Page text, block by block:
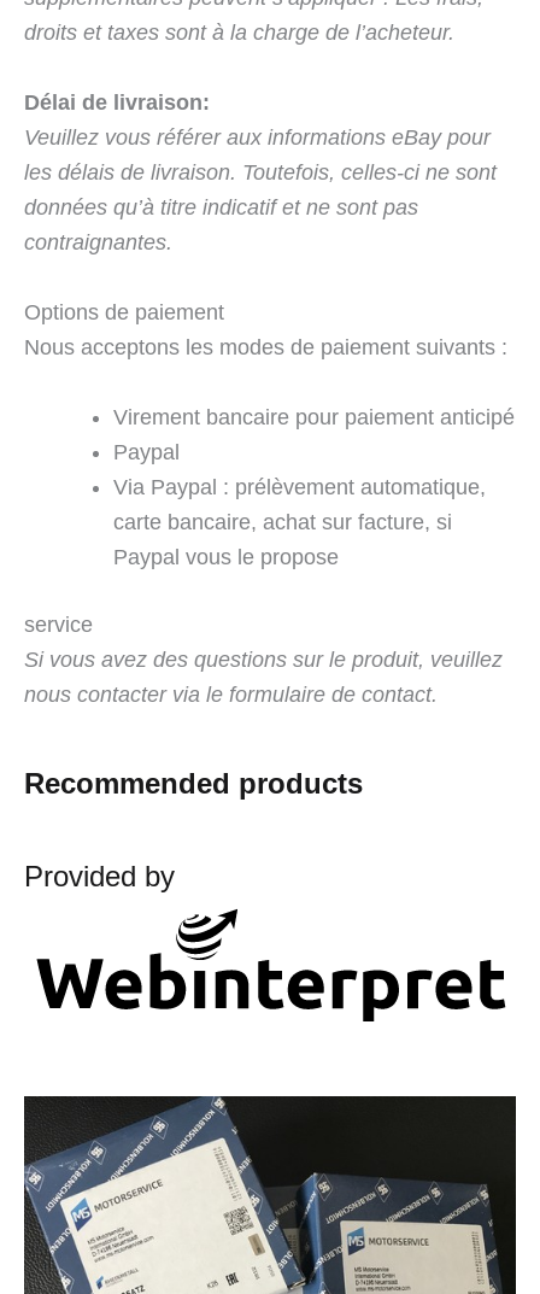
droits et taxes sont à la charge de l’acheteur.
Délai de livraison:
Veuillez vous référer aux informations eBay pour
les délais de livraison. Toutefois, celles-ci ne sont
données qu’à titre indicatif et ne sont pas
contraignantes.
Options de paiement
Nous acceptons les modes de paiement suivants :
Virement bancaire pour paiement anticipé
Paypal
Via Paypal : prélèvement automatique,
carte bancaire, achat sur facture, si
Paypal vous le propose
service
Si vous avez des questions sur le produit, veuillez
nous contacter via le formulaire de contact.
Recommended products
Provided by